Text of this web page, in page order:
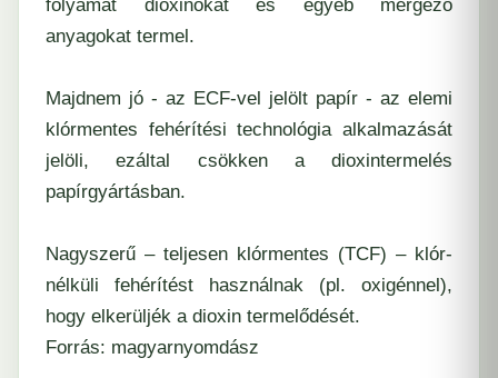
folyamat dioxinokat és egyéb mérgező
anyagokat termel.
Majdnem jó - az ECF-vel jelölt papír - az elemi
klórmentes fehérítési technológia alkalmazását
jelöli, ezáltal csökken a dioxintermelés
papírgyártásban.
Nagyszerű – teljesen klórmentes (TCF) – klór-
nélküli fehérítést használnak (pl. oxigénnel),
hogy elkerüljék a dioxin termelődését.
Forrás: magyarnyomdász